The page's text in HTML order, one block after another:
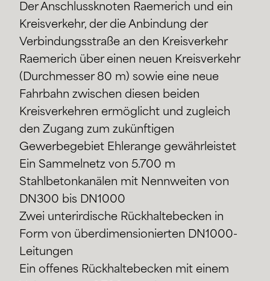
Der Anschlussknoten Raemerich und ein
Kreisverkehr, der die Anbindung der
Verbindungsstraße an den Kreisverkehr
Raemerich über einen neuen Kreisverkehr
(Durchmesser 80 m) sowie eine neue
Fahrbahn zwischen diesen beiden
Kreisverkehren ermöglicht und zugleich
den Zugang zum zukünftigen
Gewerbegebiet Ehlerange gewährleistet
Ein Sammelnetz von 5.700 m
Stahlbetonkanälen mit Nennweiten von
DN300 bis DN1000
Zwei unterirdische Rückhaltebecken in
Form von überdimensionierten DN1000-
Leitungen
Ein offenes Rückhaltebecken mit einem